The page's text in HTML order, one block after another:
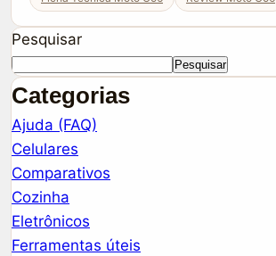
Pesquisar
Pesquisar
Categorias
Ajuda (FAQ)
Celulares
Comparativos
Cozinha
Eletrônicos
Ferramentas úteis